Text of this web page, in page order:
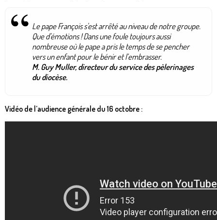
Le pape François s'est arrêté au niveau de notre groupe.
Que d'émotions ! Dans une foule toujours aussi
nombreuse où le pape a pris le temps de se pencher
vers un enfant pour le bénir et l’embrasser.
M. Guy Muller, directeur du service des pèlerinages
du diocèse.
Vidéo de l’audience générale du 16 octobre :